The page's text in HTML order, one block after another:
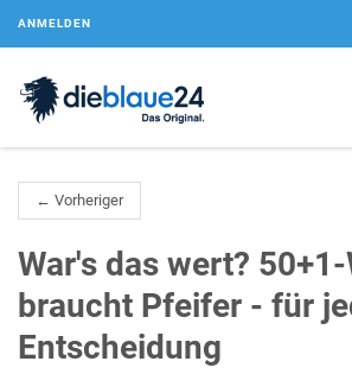
ANMELDEN
← Vorheriger
War's das wert?
braucht Pfeifer - für
Entscheidung